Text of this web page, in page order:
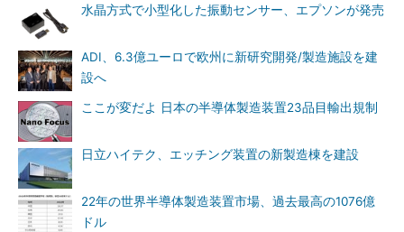
水晶方式で小型化した振動センサー、エプソンが発売
ADI、6.3億ユーロで欧州に新研究開発/製造施設を建
設へ
ここが変だよ 日本の半導体製造装置23品目輸出規制
日立ハイテク、エッチング装置の新製造棟を建設
22年の世界半導体製造装置市場、過去最高の1076億
ドル